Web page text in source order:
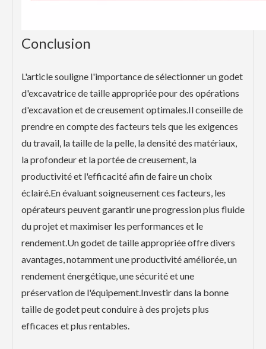
Conclusion
L'article souligne l'importance de sélectionner un godet
d'excavatrice de taille appropriée pour des opérations
d'excavation et de creusement optimales.Il conseille de
prendre en compte des facteurs tels que les exigences
du travail, la taille de la pelle, la densité des matériaux,
la profondeur et la portée de creusement, la
productivité et l'efficacité afin de faire un choix
éclairé.En évaluant soigneusement ces facteurs, les
opérateurs peuvent garantir une progression plus fluide
du projet et maximiser les performances et le
rendement.Un godet de taille appropriée offre divers
avantages, notamment une productivité améliorée, un
rendement énergétique, une sécurité et une
préservation de l'équipement.Investir dans la bonne
taille de godet peut conduire à des projets plus
efficaces et plus rentables.